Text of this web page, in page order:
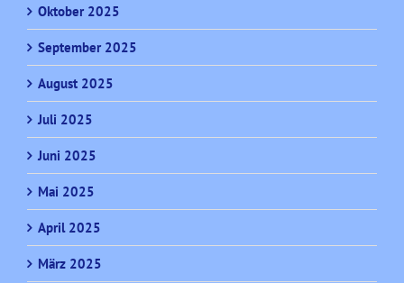
Oktober 2025
September 2025
August 2025
Juli 2025
Juni 2025
Mai 2025
April 2025
März 2025